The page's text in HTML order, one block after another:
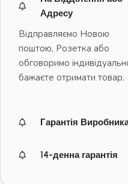
Адресу
Відправляємо Новою
поштою, Розетка або
обговоримо
бажаєте отримати товар.
Гарантія
14-денна гарантія